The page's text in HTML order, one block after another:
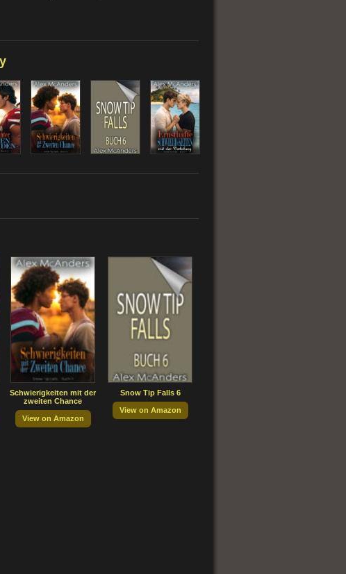
Schwierigkeiten mit der
zweiten Chance
View on Amazon
Snow Tip Falls 6
View on Amazon